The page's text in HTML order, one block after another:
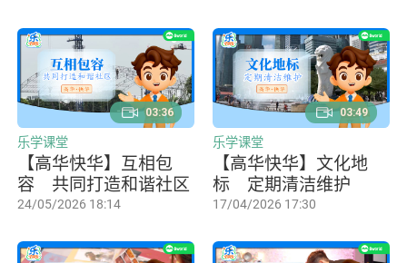
【高华快华】互相包
容 共同打造和谐社区
乐学课堂
24/05/2026 18:14
03:36
【高华快华】文化地
标 定期清洁维护
乐学课堂
17/04/2026 17:30
03:49